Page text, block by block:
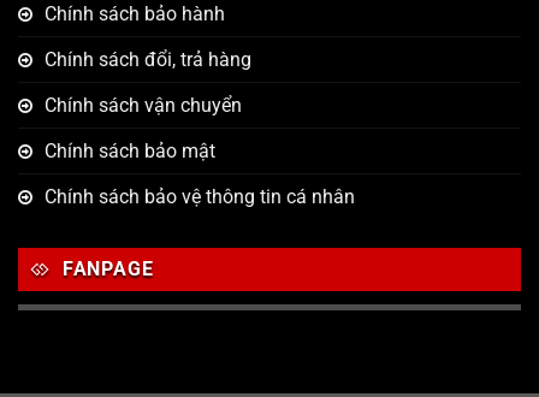
Chính sách bảo hành
Chính sách đổi, trả hàng
Chính sách vận chuyển
Chính sách bảo mật
Chính sách bảo vệ thông tin cá nhân
FANPAGE